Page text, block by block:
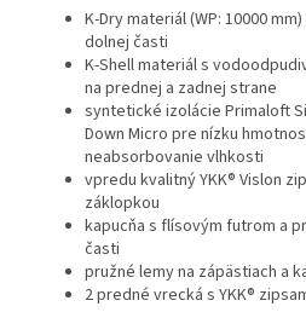
K-Dry materiál (WP: 10000
dolnej časti
K-Shell materiál s
na prednej a zadnej strane
syntetické izolácie Primaloft
Down Micro pre nízku
neabsorbovanie vlhkosti
vpredu kvalitný YKK® Vislon
záklopkou
kapucňa s flísovým futrom a
časti
pružné lemy na zápästiach a
2 predné vrecká s YKK®